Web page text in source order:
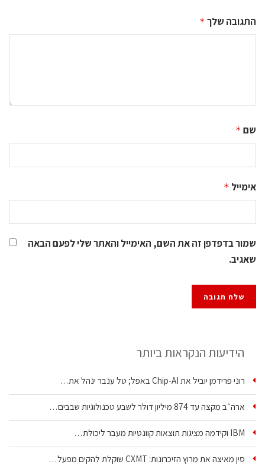
התגובה שלך *
שם *
אימייל *
שמור בדפדפן זה את השם, האימייל והאתר שלי לפעם הבאה
שאגיב.
הידיעות הנקראות ביותר
רוני פרידמן יוביל את Chip‑AI באפל; טל ענבר ינהל את…
ארה״ב מקצה עד 874 מיליון דולר לשבע טכנולוגיות שבבים…
IBM וקידמה מציגות תוצאות קוונטיות מעבר ליכולת…
סין מאיצה את מרוץ הזיכרונות: CXMT שוקלת להקים מפעל…